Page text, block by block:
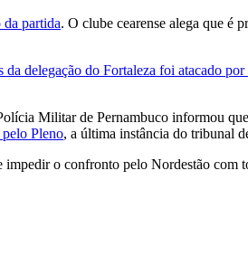
partida. O clube cearense alega que é
da delegação do Fortaleza foi atacado
Militar de Pernambuco informou
Pleno, a última instância do tribunal
o confronto pelo Nordestão com